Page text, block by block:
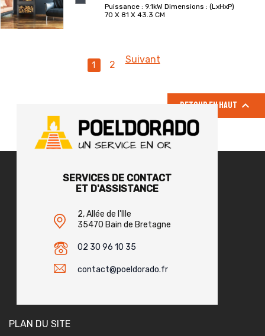
Puissance : 9.1kW Dimensions : (LxHxP)
70 X 81 X 43.3 CM
1 2 Suivant
Retour en haut 
SERVICES DE CONTACT
ET D'ASSISTANCE
2, Allée de l'Ille
35470 Bain de Bretagne
02 30 96 10 35
contact@poeldorado.fr
PLAN DU SITE